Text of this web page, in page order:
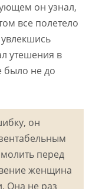
он узнал,
все полетело
утешения в
было не до
он
перед
женщина
Она не раз